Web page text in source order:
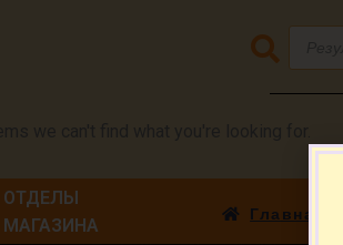
ОТДЕЛЫ
МАГАЗИНА
Главная